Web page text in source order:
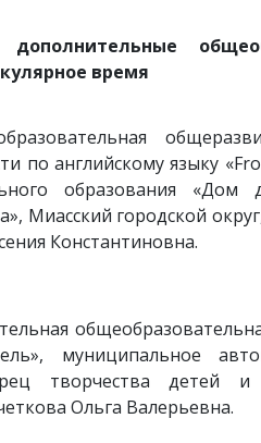
дополнительные
время
по английскому языку
образования «Дом
Миасский городской
Константиновна.
муниципальное
творчества детей
Ольга Валерьевна.